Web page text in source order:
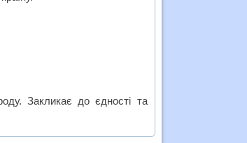
Закликає до єдності та